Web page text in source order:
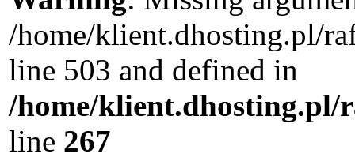
/home/klient.dhosting.pl/
line 503 and defined in
/home/klient.dhosting.pl/
line 267